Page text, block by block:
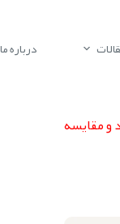
درباره ما
و مقایسه